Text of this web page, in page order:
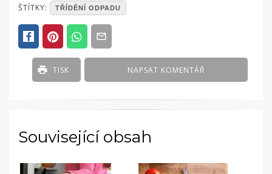
POSTED
ČLÁNKY
ŠTÍTKY: TŘÍDĚNÍ ODPADU
NAPSAT KOMENTÁŘ
TISK
Související obsah